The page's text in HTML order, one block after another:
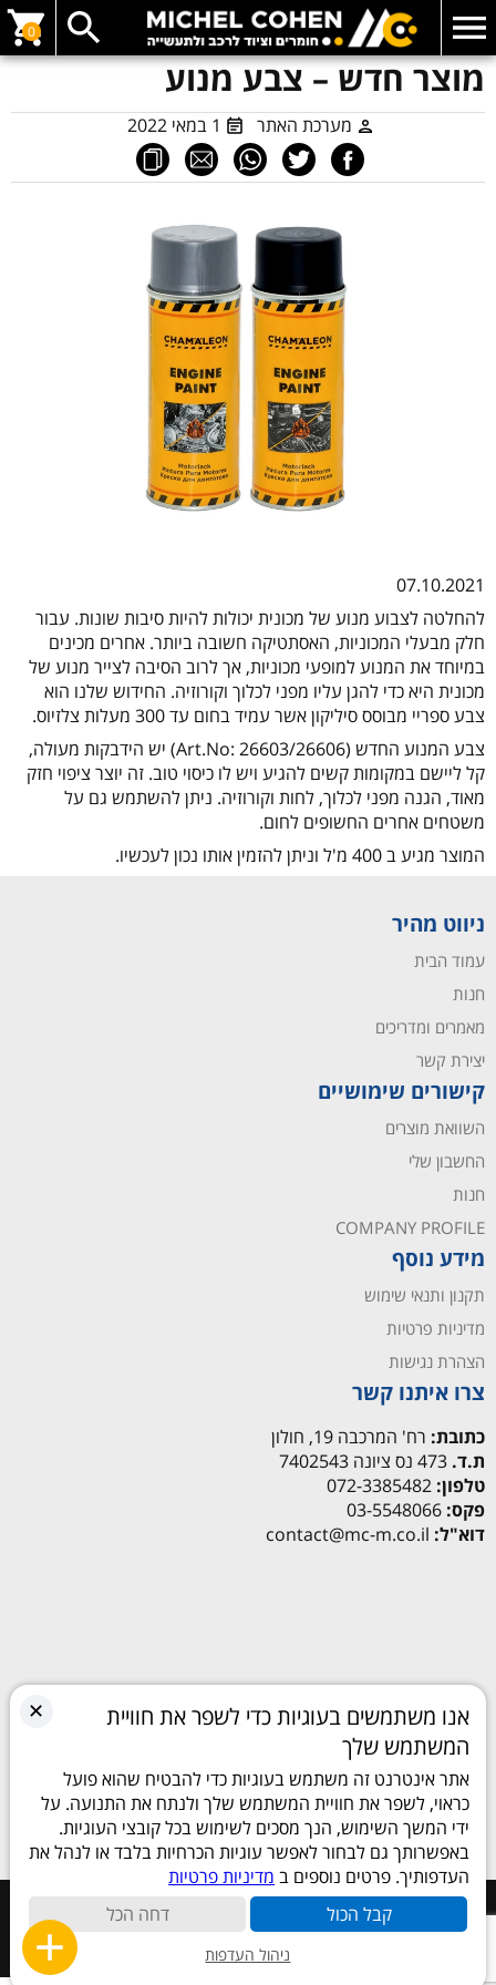
0
מוצר חדש – צבע מנוע
מערכת האתר 1 במאי 2022
07.10.2021
להחלטה לצבוע מנוע של מכונית יכולות להיות סיבות שונות. עבור
חלק מבעלי המכוניות, האסתטיקה חשובה ביותר. אחרים מכינים
במיוחד את המנוע למופעי מכוניות, אך לרוב הסיבה לצייר מנוע של
מכונית היא כדי להגן עליו מפני לכלוך וקורוזיה. החידוש שלנו הוא
צבע ספריי מבוסס סיליקון אשר עמיד בחום עד 300 מעלות צלזיוס.
צבע המנוע החדש (Art.No: 26603/26606) יש הידבקות מעולה,
קל ליישם במקומות קשים להגיע ויש לו כיסוי טוב. זה יוצר ציפוי חזק
מאוד, הגנה מפני לכלוך, לחות וקורוזיה. ניתן להשתמש גם על
משטחים אחרים החשופים לחום.
המוצר מגיע ב 400 מ'ל וניתן להזמין אותו נכון לעכשיו.
ניווט מהיר
עמוד הבית
חנות
מאמרים ומדריכים
יצירת קשר
קישורים שימושיים
השוואת מוצרים
החשבון שלי
חנות
COMPANY PROFILE
מידע נוסף
תקנון ותנאי שימוש
מדיניות פרטיות
הצהרת נגישות
צרו איתנו קשר
כתובת: רח' המרכבה 19, חולון
ת.ד.
טלפון:
פקס:
דוא"ל:
כל הזכויות שמורות © 2026
Site by
Linker
✕
אנו משתמשים בעוגיות כדי לשפר את חוויית
המשתמש שלך
אתר אינטרנט זה משתמש בעוגיות כדי להבטיח שהוא פועל
כראוי, לשפר את חוויית המשתמש שלך ולנתח את התנועה. על
ידי המשך השימוש, הנך מסכים לשימוש בכל קובצי העוגיות.
באפשרותך גם לבחור לאפשר עוגיות הכרחיות בלבד או לנהל את
העדפותיך. פרטים נוספים ב מדיניות פרטיות
קבל הכול
דחה הכל
ניהול העדפות